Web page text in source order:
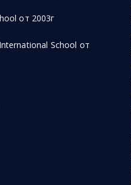
от 2003г
School от